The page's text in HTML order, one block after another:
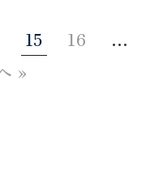
15 16
…
»